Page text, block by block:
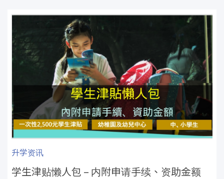
升学资讯
学生津贴懒人包 – 内附申请手续、资助金额